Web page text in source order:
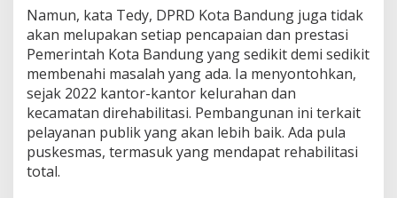
J
u
g
a
A
p
e
s
i
Namun, kata Tedy, DPRD Kota Bandung juga tidak
akan melupakan setiap pencapaian dan prestasi
Pemerintah Kota Bandung yang sedikit demi sedikit
membenahi masalah yang ada. Ia menyontohkan,
sejak 2022 kantor-kantor kelurahan dan
kecamatan direhabilitasi. Pembangunan ini terkait
pelayanan publik yang akan lebih baik. Ada pula
puskesmas, termasuk yang mendapat rehabilitasi
total.